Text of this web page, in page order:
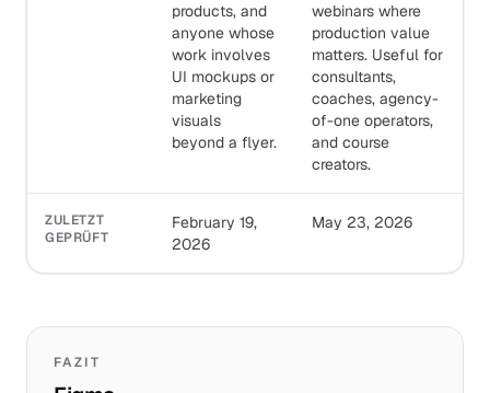
products, and
anyone whose
work involves
UI mockups or
marketing
visuals
beyond a flyer.
webinars where
production value
matters. Useful for
consultants,
coaches, agency-
of-one operators,
and course
creators.
ZULETZT
GEPRÜFT
February 19,
2026
May 23, 2026
FAZIT